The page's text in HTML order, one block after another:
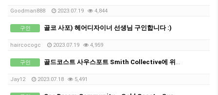
Goodman888 2023.07.19 4,844
구인 골코 사포) 헤어디자이너 선생님 구인합니다 :)
haircocogc 2023.07.19 4,959
구인 골드코스트 사우스포트 Smith Collective에 위치한 베이글 카페 오베이글에서 직원 구인합니다
Jay12 2023.07.18 5,491